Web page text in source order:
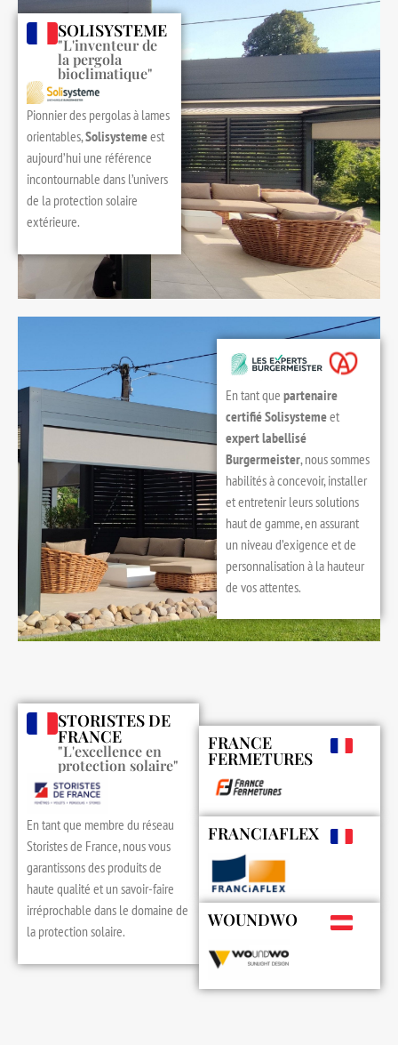
SOLISYSTEME
"L'inventeur de
la pergola
bioclimatique"
Pionnier des pergolas à lames
orientables,Solisystemeest
aujourd’hui une référence
incontournable dans l’univers
de la protection solaire
extérieure.
En tant que partenaire
certifié Solisystemeet
expert labellisé
Burgermeister, nous sommes
habilités à concevoir, installer
et entretenir leurs solutions
haut de gamme, en assurant
un niveau d’exigence et de
personnalisation à la hauteur
de vos attentes.
STORISTES DE
FRANCE
"L'excellence en
protection solaire"
En tant que membre du réseau
Storistes de France, nous vous
garantissons des produits de
haute qualité et un savoir-faire
irréprochable dans le domaine de
la protection solaire.
FRANCE
FERMETURES
FRANCIAFLEX
WOUNDWO